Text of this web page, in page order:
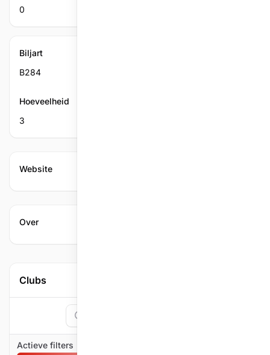
0
Biljart
B284
Hoeveelheid
3
Website
Over
Clubs
Zoeken
Actieve filters